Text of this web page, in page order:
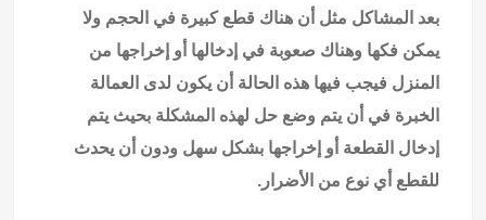
بعد المشاكل مثل أن هناك قطع كبيرة في الحجم ولا
يمكن فكها وهناك صعوبة في إدخالها أو إخراجها من
المنزل فيجب فيها هذه الحالة أن يكون لدى العمالة
الخبرة في أن يتم وضع حل لهذه المشكلة بحيث يتم
إدخال القطعة أو إخراجها بشكل سهل ودون أن يحدث
للقطع أي نوع من الأضرار.